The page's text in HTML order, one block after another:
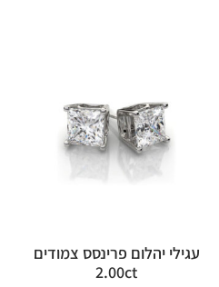
עגילי יהלום פרינסס צמודים
2.00ct